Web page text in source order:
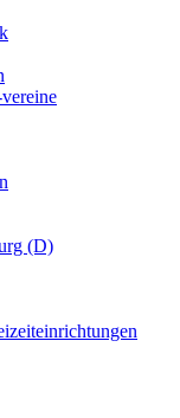
(D)